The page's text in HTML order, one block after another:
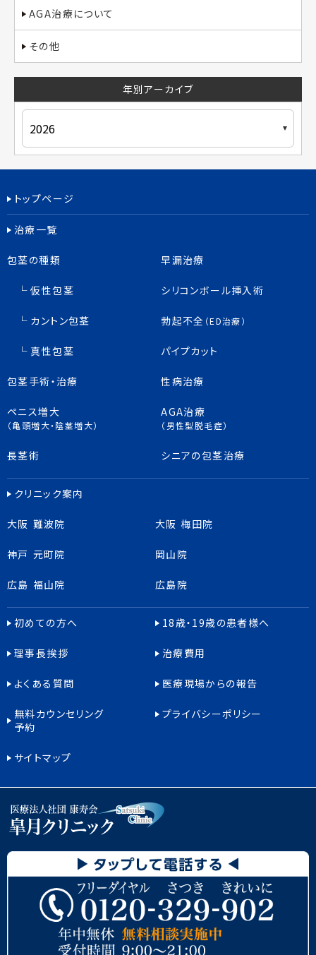
AGA治療について
その他
年別アーカイブ
トップページ
治療一覧
包茎の種類
仮性包茎
カントン包茎
真性包茎
包茎手術・治療
ペニス増大
（亀頭増大・陰茎増大）
長茎術
早漏治療
シリコンボール挿入術
勃起不全 （ED治療）
パイプカット
性病治療
AGA治療
（男性型脱毛症）
シニアの包茎治療
クリニック案内
大阪 難波院 大阪 梅田院
神戸 元町院 岡山院
広島 福山院 広島院
初めての方へ 18歳・19歳の患者様へ
理事長挨拶 治療費用
よくある質問 医療現場からの報告
無料カウンセリング
予約
プライバシーポリシー
サイトマップ